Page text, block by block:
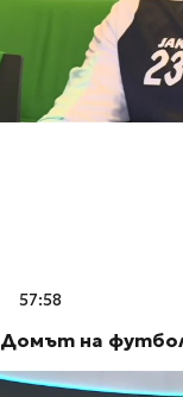
57:58
Домът на